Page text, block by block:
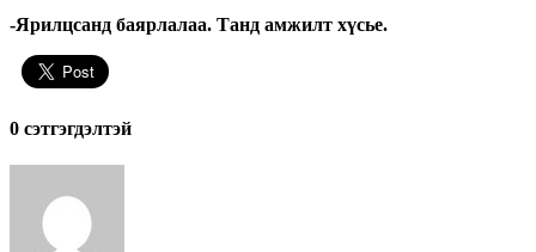
-Ярилцсанд баярлалаа. Танд амжилт хүсье.
0 cэтгэгдэлтэй